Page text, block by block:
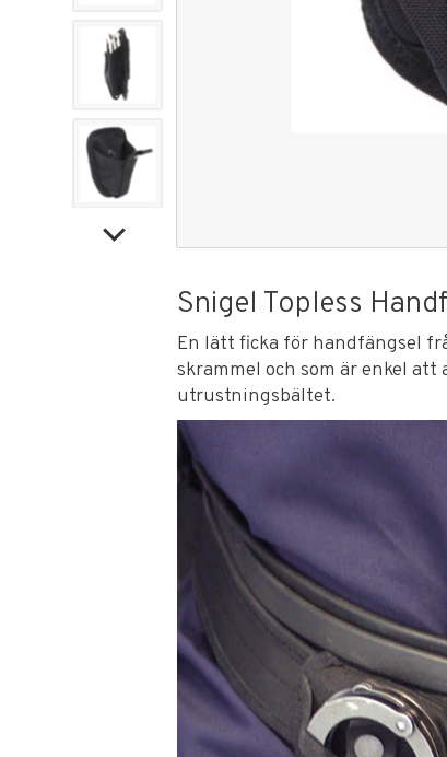
Snigel Topless
En lätt ficka för handfängsel
skrammel och som är enkel
utrustningsbältet.